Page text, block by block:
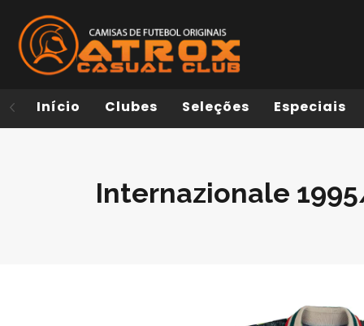
Início Clubes Seleções Especiais
Internazionale